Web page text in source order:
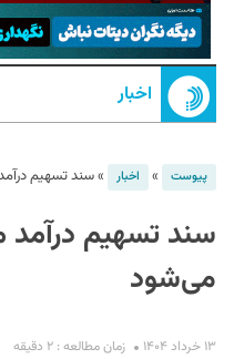
اخبار
پیوست » اخبار »سند تسهیم
سند تسهیم درآمد
می‌شود
۱۳ خرداد ۱۴۰۴ زمان مطالعه : ۲ دقیقه